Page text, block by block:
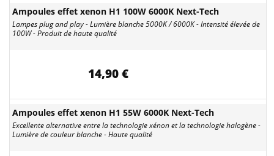
Ampoules effet xenon H1 100W 6000K Next-Tech
Lampes plug and play - Lumière blanche 5000K / 6000K - Intensité élevée de
100W - Produit de haute qualité
14,90 €
Ampoules effet xenon H1 55W 6000K Next-Tech
Excellente alternative entre la technologie xénon et la technologie halogène -
Lumière de couleur blanche - Haute qualité